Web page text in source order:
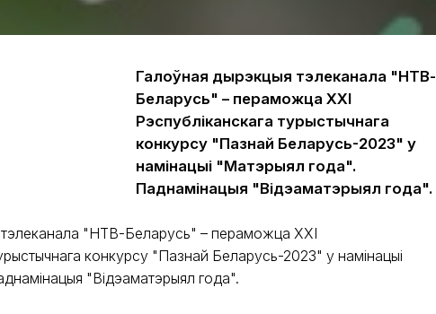
Галоўная дырэкцыя тэлеканала "НТВ-
Беларусь" – пераможца ХХІ
Рэспубліканскага турыстычнага
конкурсу "Пазнай Беларусь-2023" у
намінацыі "Матэрыял года".
Паднамінацыя "Відэаматэрыял года".
"НТВ-Беларусь" – пераможца ХХІ
конкурсу "Пазнай Беларусь-2023" у намінацыі
"Відэаматэрыял года".